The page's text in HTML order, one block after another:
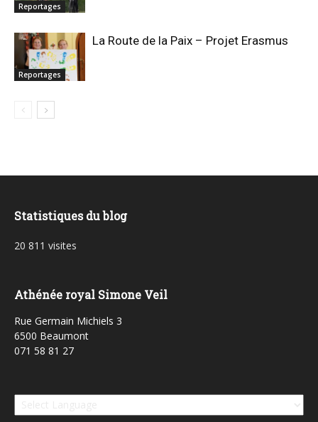
Reportages
Reportages
La Route de la Paix – Projet Erasmus
Statistiques du blog
20 811 visites
Athénée royal Simone Veil
Rue Germain Michiels 3
6500 Beaumont
071 58 81 27